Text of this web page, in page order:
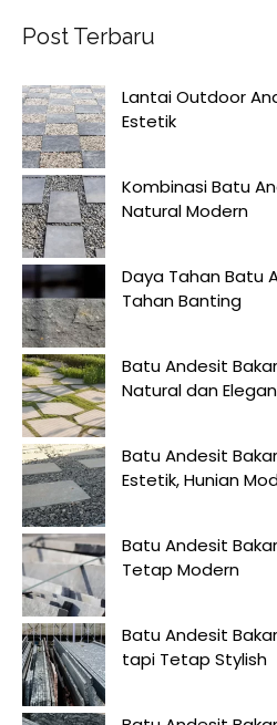
Post Terbaru
Lantai Outdoor
Estetik
Kombinasi Batu
Natural Modern
Daya Tahan Batu
Tahan Banting
Batu Andesit
Natural dan Elegan
Batu Andesit
Estetik, Hunian
Batu Andesit
Tetap Modern
Batu Andesit
tapi Tetap Stylish